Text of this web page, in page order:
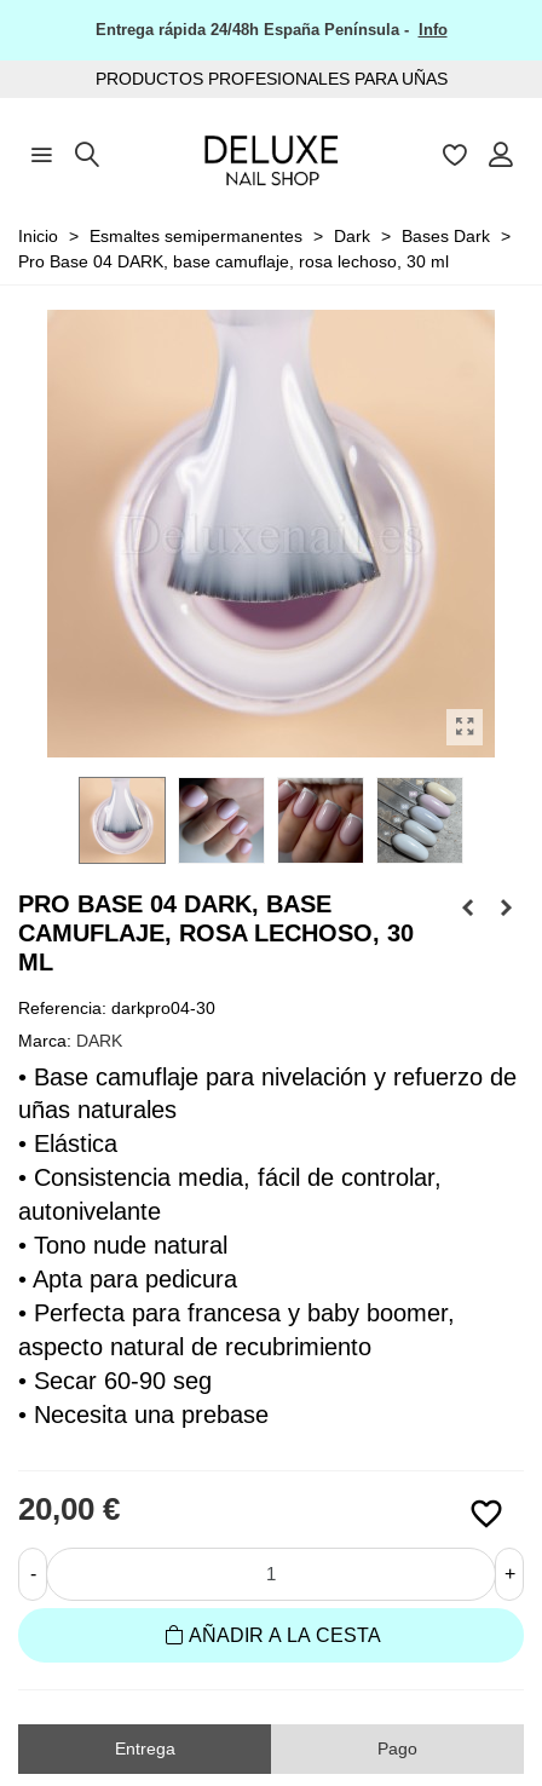
Entrega rápida 24/48h España Península - Info
PRODUCTOS PROFESIONALES PARA UÑAS
Inicio > Esmaltes semipermanentes > Dark > Bases Dark >
Pro Base 04 DARK, base camuflaje, rosa lechoso, 30 ml
PRO BASE 04 DARK, BASE
CAMUFLAJE, ROSA LECHOSO, 30
ML
Referencia: darkpro04-30
Marca: DARK
• Base camuflaje para nivelación y refuerzo de
uñas naturales
• Elástica
• Consistencia media, fácil de controlar,
autonivelante
• Tono nude natural
• Apta para pedicura
• Perfecta para francesa y baby boomer,
aspecto natural de recubrimiento
• Secar 60-90 seg
• Necesita una prebase
favorite_border
20,00 €
- +
AÑADIR A LA CESTA
Entrega Pago